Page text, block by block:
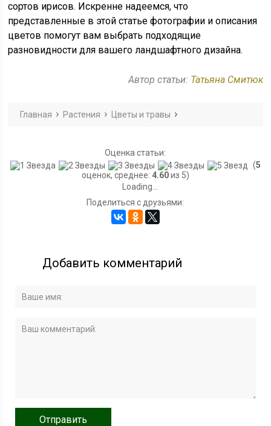
сортов ирисов. Искренне надеемся, что
представленные в этой статье фотографии и описания
цветов помогут вам выбрать подходящие
разновидности для вашего ландшафтного дизайна.
Автор статьи: Татьяна Смитюк
Главная Растения Цветы и травы
Оценка статьи:
(5
оценок, среднее: 4.60из 5)
Loading...
Поделиться с друзьями:
Добавить комментарий